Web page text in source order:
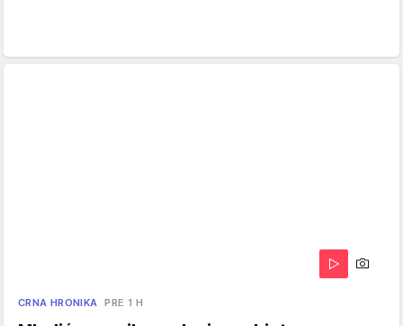
CRNA HRONIKA PRE 1 H